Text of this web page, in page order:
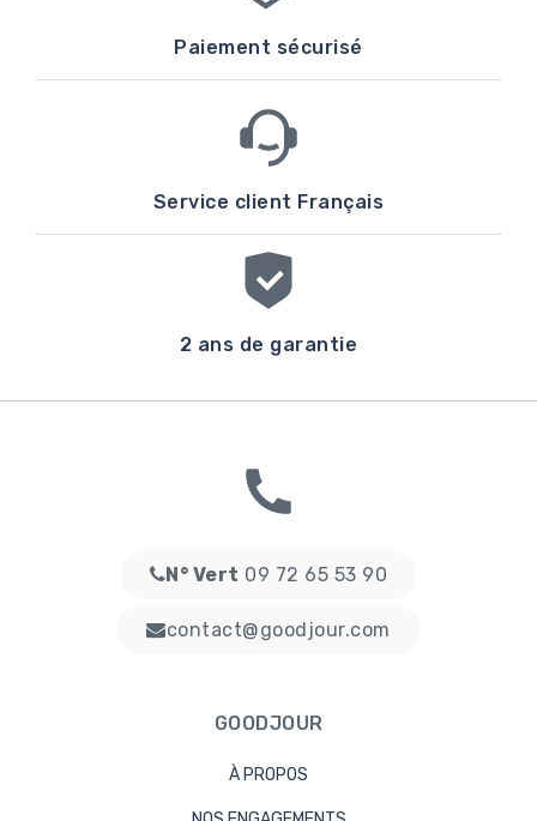
Paiement sécurisé
Service client Français
2 ans de garantie
N° Vert 09 72 65 53 90
contact@goodjour.com
GOODJOUR
À PROPOS